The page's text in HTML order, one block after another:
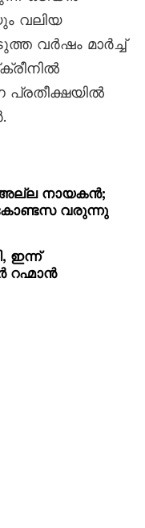
വലിയ
വർഷം മാർച്ച്
പ്രതീക്ഷയിൽ
അല്ല നായകൻ;
വരുന്നു
ഇന്ന്
റഹ്മാൻ